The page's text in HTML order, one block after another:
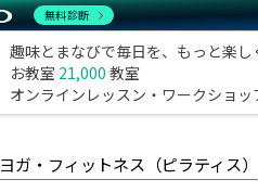
趣味とまなびで毎日を、もっと楽し
お教室 21,000 教室
オンラインレッスン・ワークショッ
ヨガ・フィットネス（ピラティス）
無料診断